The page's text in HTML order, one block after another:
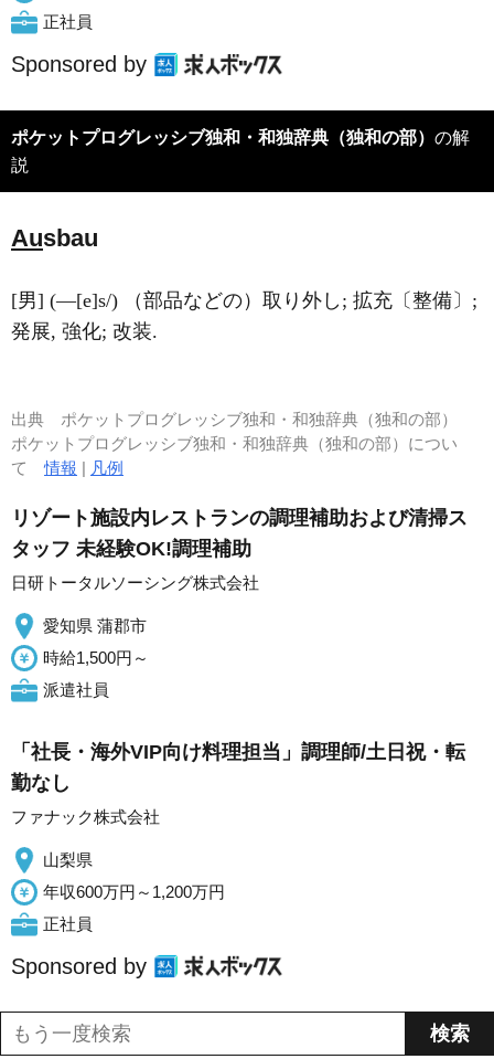
正社員
Sponsored by
ポケットプログレッシブ独和・和独辞典（独和の部） の解
説
Ausbau
[男] (―[e]s/) （部品などの）取り外し; 拡充〔整備〕;
発展, 強化; 改装.
出典 ポケットプログレッシブ独和・和独辞典（独和の部）
ポケットプログレッシブ独和・和独辞典（独和の部）につい
て情報 | 凡例
リゾート施設内レストランの調理補助および清掃ス
タッフ 未経験OK!調理補助
日研トータルソーシング株式会社
愛知県 蒲郡市
時給1,500円～
派遣社員
「社長・海外VIP向け料理担当」調理師/土日祝・転
勤なし
ファナック株式会社
山梨県
年収600万円～1,200万円
正社員
Sponsored by